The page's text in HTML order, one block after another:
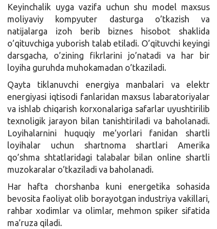
Keyinchalik uyga vazifa uchun shu model maxsus
moliyaviy kompyuter dasturga o’tkazish va
natijalarga izoh berib biznes hisobot shaklida
o’qituvchiga yuborish talab etiladi. O’qituvchi keyingi
darsgacha, o’zining fikrlarini jo’natadi va har bir
loyiha guruhda muhokamadan o’tkaziladi.
Qayta tiklanuvchi energiya manbalari va elektr
energiyasi iqtisodi fanlaridan maxsus labaratoriyalar
va ishlab chiqarish korxonalariga safarlar uyushtirilib
texnoligik jarayon bilan tanishtiriladi va baholanadi.
Loyihalarnini huquqiy me’yorlari fanidan shartli
loyihalar uchun shartnoma shartlari Amerika
qo’shma shtatlaridagi talabalar bilan online shartli
muzokaralar o’tkaziladi va baholanadi.
Har hafta chorshanba kuni energetika sohasida
bevosita faoliyat olib borayotgan industriya vakillari,
rahbar xodimlar va olimlar, mehmon spiker sifatida
ma’ruza qiladi.